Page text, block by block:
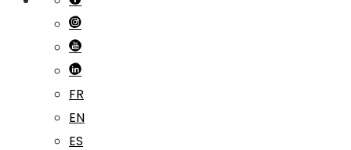
FR
EN
ES